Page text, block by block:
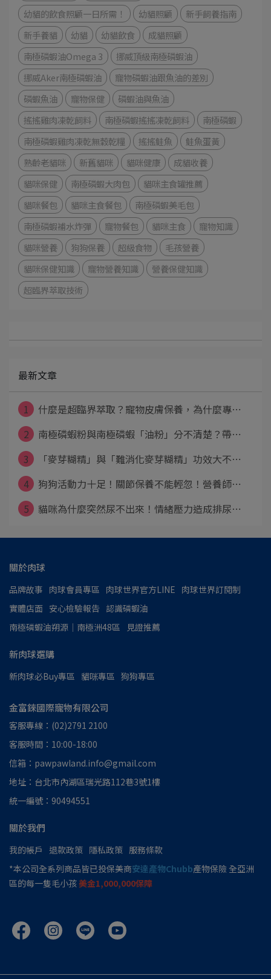
幼貓的飲食照顧一日所需！
幼貓照顧
新手飼養指南
新手養貓
幼貓 幼貓飲食
成貓照顧
南極磷蝦油Omega 3
挪威頂級南極磷蝦油
挪威Aker南極磷蝦油
寵物磷蝦油跟魚油的差別
磷蝦魚油
寵物保健
磷蝦油與魚油
搖搖雞肉凍乾飼料
南極磷蝦搖搖凍乾飼料
南極磷蝦
南極磷蝦雞肉凍乾無穀乾糧
搖搖鮭魚
鮭魚蛋黃
熟齡老貓咪
新舊貓咪 貓咪健康
成貓收養
貓咪保健
南極磷蝦大肉包
貓咪主食罐推薦
貓咪餐包
貓咪主食餐包
南極磷蝦美毛包
南極磷蝦補水炸彈
寵物餐包 貓咪主食
寵物知識
貓咪營養
狗狗保養 超級食物
毛孩營養
貓咪保健知識
寵物營養知識
營養保健知識
超臨界萃取技術
最新文章
1
什麼是超臨界萃取？寵物皮膚保養，為什麼專⋯
2
南極磷蝦粉與南極磷蝦「油粉」分不清楚？帶⋯
3
「麥芽糊精」與「難消化麥芽糊精」功效大不⋯
4
狗狗活動力十足！關節保養不能輕忽！營養師⋯
5
貓咪為什麼突然尿不出來！情緒壓力造成排尿⋯
關於肉球
品牌故事 肉球會員專區 肉球世界官方LINE 肉球世界訂閱制
實體店面 安心檢驗報告 認識磷蝦油
南極磷蝦油朔源│南極洲48區
見證推薦
新肉球選購
新肉球必Buy專區 貓咪專區 狗狗專區
金富錸國際寵物有限公司
客服專線：(02)2791 2100
客服時間：10:00-18:00
信箱：pawpawland.info@gmail.com
地址：台北市內湖區瑞光路112巷3號1樓
統一編號：90494551
關於我們
我的帳戶 退款政策 隱私政策 服務條款
*本公司全系列商品皆已投保美商安達產物Chubb產物保險 全亞洲
區的每一隻毛小孩美金1,000,000保障